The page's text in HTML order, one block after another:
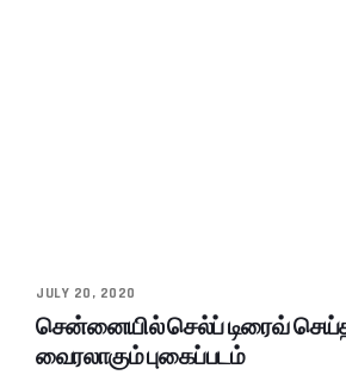
JULY 20, 2020
சென்னையில் செல்ப் டிரைவ்
வைரலாகும் புகைப்படம்